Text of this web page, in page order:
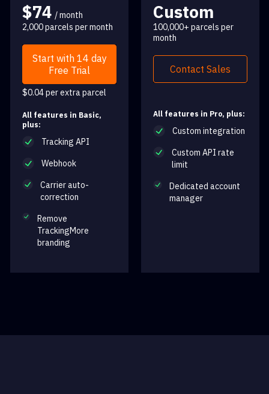
$74 / month
2,000 parcels per month
Start with 14 day
Free Trial
$0.04 per extra parcel
All features in Basic,
plus:
Tracking API
Webhook
Carrier auto-
correction
Remove
TrackingMore
branding
Custom
100,000+ parcels per
month
Contact Sales
All features in Pro, plus:
Custom integration
Custom API rate
limit
Dedicated account
manager